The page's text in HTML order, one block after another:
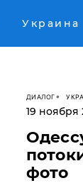
Украина
ДИАЛОГ
19 ноября
фото